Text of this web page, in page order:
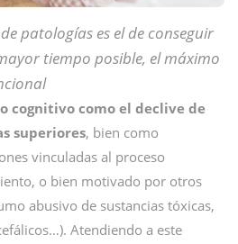
patologías es el de conseguir
tiempo posible, el máximo
cognitivo como el declive de
superiores, bien como
vinculadas al proceso
o bien motivado por otros
abusivo de sustancias tóxicas,
Atendiendo a este